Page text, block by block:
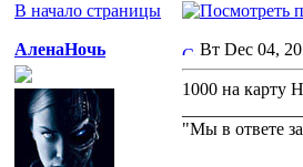
В начало страницы
АленаНочь Вт Dec 04,
1000 на карту
"Мы в ответе